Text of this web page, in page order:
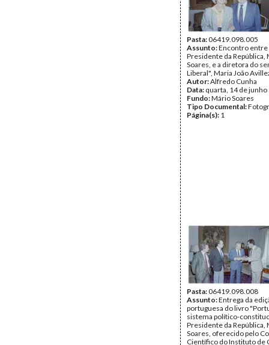
Pasta:06419.098.005
Assunto:Encontro entre
Presidente da República,
Soares, e a diretora do
Liberal", Maria João
Autor:Alfredo Cunha
Data: quarta, 14 de
Fundo:Mário Soares
Tipo Documental:
Página(s): 1
Pasta:06419.098.008
Assunto:Entrega da
portuguesa do livro
sistema político-
Presidente da República,
Soares, oferecido pelo
Científico do Instituto de